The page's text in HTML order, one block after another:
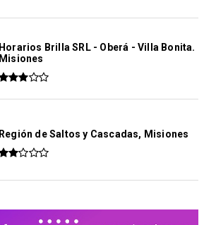
Horarios Brilla SRL - Oberá - Villa Bonita.
Misiones
Región de Saltos y Cascadas, Misiones